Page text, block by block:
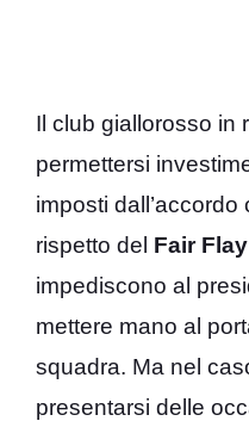
Il club giallorosso in
permettersi
imposti dall’accordo
rispetto del Fair
impediscono al
mettere mano al
squadra. Ma nel
presentarsi delle